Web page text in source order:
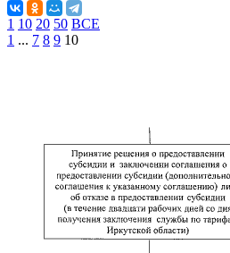
1 10 20 50 ВСЕ
1 ... 7 8 9 10